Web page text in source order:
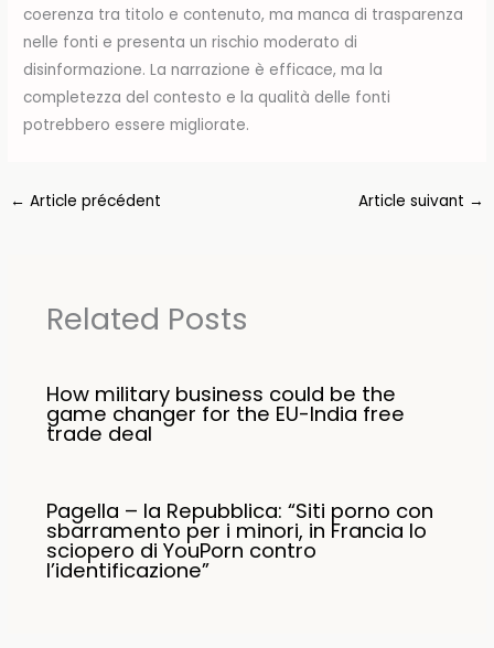
coerenza tra titolo e contenuto, ma manca di trasparenza
nelle fonti e presenta un rischio moderato di
disinformazione. La narrazione è efficace, ma la
completezza del contesto e la qualità delle fonti
potrebbero essere migliorate.
← Article précédent Article suivant →
Related Posts
How military business could be the
game changer for the EU-India free
trade deal
Pagella – la Repubblica: “Siti porno con
sbarramento per i minori, in Francia lo
sciopero di YouPorn contro
l’identificazione”